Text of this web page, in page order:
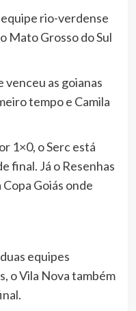
rio-verdense
Mato Grosso do Sul
as goianas
tempo e Camila
1×0, o Serc está
final. Já o Resenhas
Goiás onde
equipes
o Vila Nova também